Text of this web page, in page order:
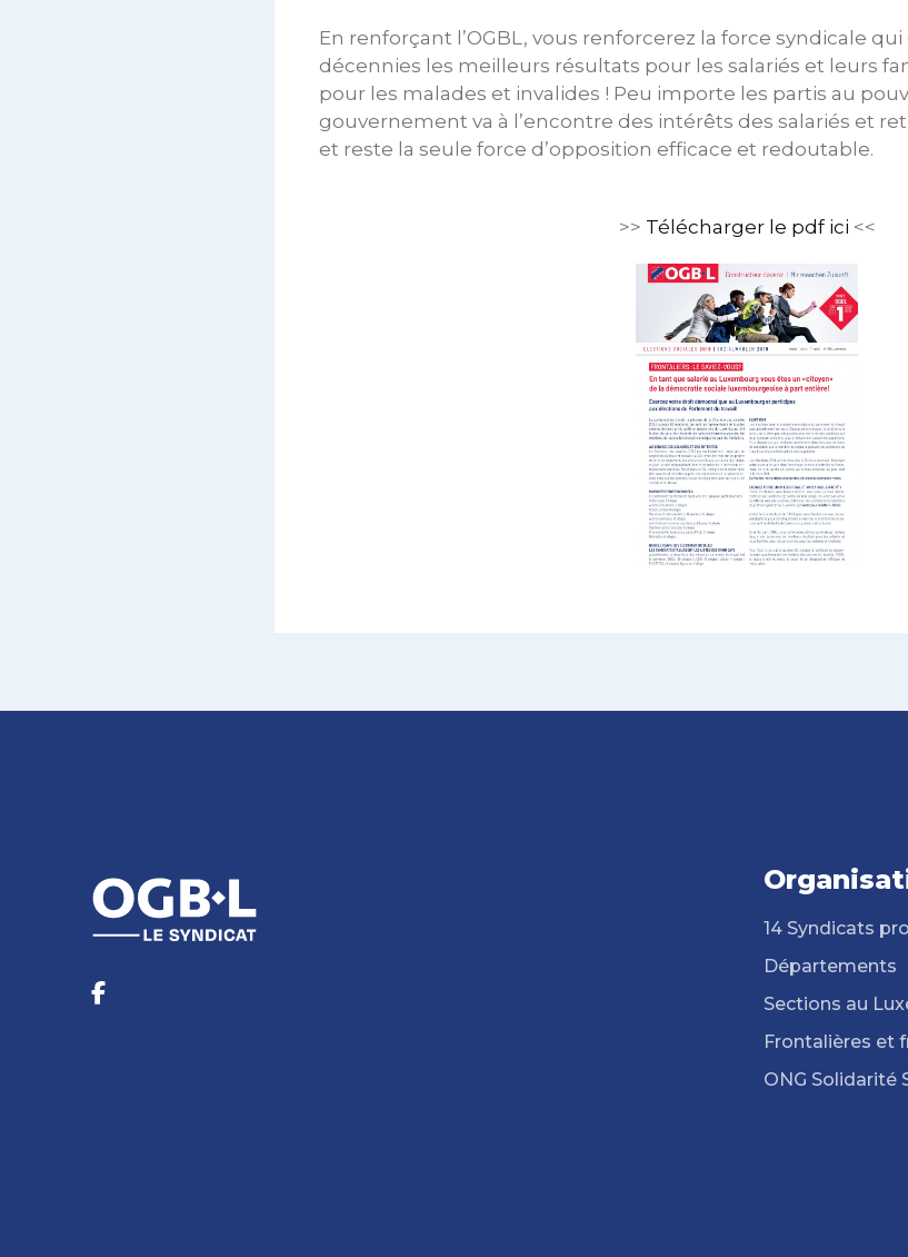
En renforçant l’OGBL, vous renforcerez la force syndicale
décennies les meilleurs résultats pour les salariés et leurs
pour les malades et invalides ! Peu importe les partis au
gouvernement va à l’encontre des intérêts des salariés et
et reste la seule force d’opposition efficace et redoutable.
>> Télécharger le pdf ici <<
14 Syndicats
Départements
Sections au
Frontalières et
ONG Solidarité